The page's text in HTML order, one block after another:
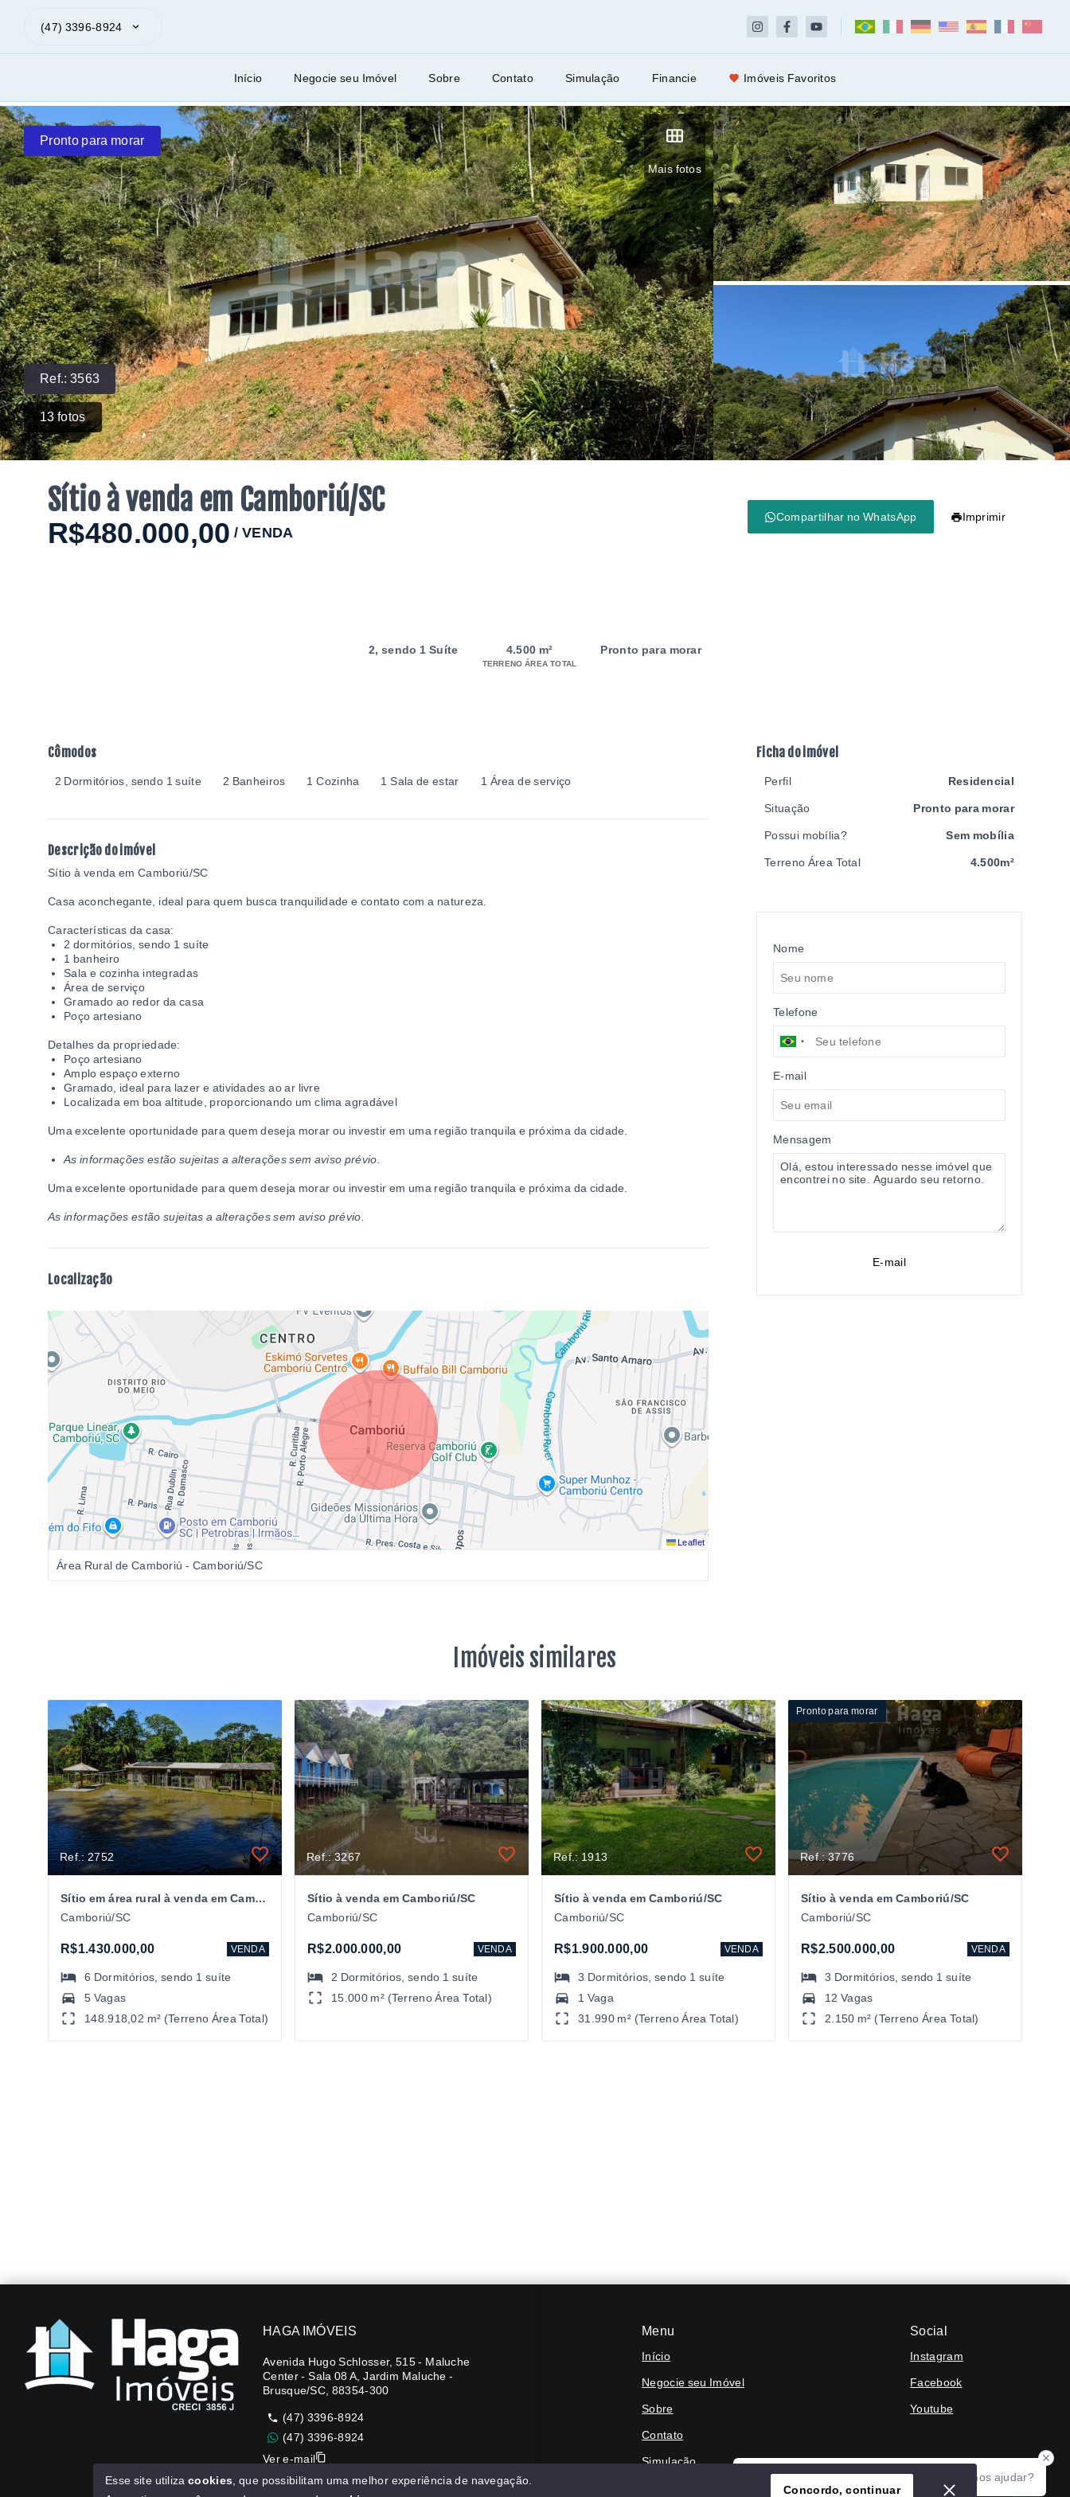
(47) 3396-8924
Início Negocie seu Imóvel Sobre Contato Simulação Financie Imóveis Favoritos
Ref.:3563
13fotos
Mais fotos
Pronto para morar
Sítio à venda em Camboriú/SC
R$480.000,00 /VENDA
Compartilhar no WhatsApp Imprimir
2, sendo 1 Suíte 4.500 m²
TERRENO ÁREA TOTAL
Pronto para morar
Cômodos
2 Dormitórios, sendo 1 suíte 2 Banheiros 1 Cozinha 1 Sala de estar 1 Área de serviço
Descrição do imóvel
Sítio à venda em Camboriú/SC
Casa aconchegante, ideal para quem busca tranquilidade e contato com a natureza.
Características da casa:
2 dormitórios, sendo 1 suíte
1 banheiro
Sala e cozinha integradas
Área de serviço
Gramado ao redor da casa
Poço artesiano
Detalhes da propriedade:
Poço artesiano
Amplo espaço externo
Gramado, ideal para lazer e atividades ao ar livre
Localizada em boa altitude, proporcionando um clima agradável
Uma excelente oportunidade para quem deseja morar ou investir em uma região tranquila e próxima da cidade.
As informações estão sujeitas a alterações sem aviso prévio.
Uma excelente oportunidade para quem deseja morar ou investir em uma região tranquila e próxima da cidade.
As informações estão sujeitas a alterações sem aviso prévio.
Localização
Leaflet
Área Rural de Camboriú - Camboriú/SC
Ficha do imóvel
Perfil Residencial
Situação Pronto para morar
Possui mobília? Sem mobília
Terreno Área Total 4.500m²
Nome
Telefone
E-mail
Mensagem
E-mail
Imóveis similares
Ref.: 2752
Sítio em área rural à venda em Camboriú/SC
Camboriú/SC
R$1.430.000,00 VENDA
6 Dormitórios , sendo 1 suíte
5 Vagas
148.918,02 m² (Terreno Área Total)
Ref.: 3267
Sítio à venda em Camboriú/SC
Camboriú/SC
R$2.000.000,00 VENDA
2 Dormitórios , sendo 1 suíte
15.000 m² (Terreno Área Total)
Ref.: 1913
Sítio à venda em Camboriú/SC
Camboriú/SC
R$1.900.000,00 VENDA
3 Dormitórios , sendo 1 suíte
1 Vaga
31.990 m² (Terreno Área Total)
Pronto para morar
Ref.: 3776
Sítio à venda em Camboriú/SC
Camboriú/SC
R$2.500.000,00 VENDA
3 Dormitórios , sendo 1 suíte
12 Vagas
2.150 m² (Terreno Área Total)
Olá! Agradecemos seu contato, como podemos ajudar?
Menu
Início
Negocie seu Imóvel
Sobre
Contato
Simulação
Social
Instagram
Facebook
Youtube
HAGA IMÓVEIS
Avenida Hugo Schlosser, 515 - Maluche
Center - Sala 08 A, Jardim Maluche -
Brusque/SC, 88354-300
(47) 3396-8924
(47) 3396-8924
Ver e-mail
CUB R$3.151,24
Esse site utilizacookies , que possibilitam uma melhor experiência de navegação.
Concordo, continuar